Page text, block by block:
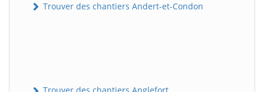
Trouver des chantiers Andert-et-Condon